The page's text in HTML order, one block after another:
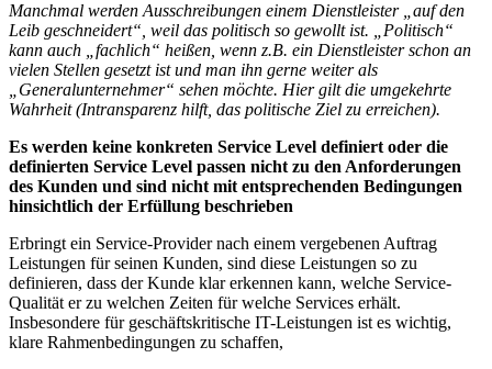
Manchmal werden Ausschreibungen einem Dienstleister „auf den
Leib geschneidert“, weil das politisch so gewollt ist. „Politisch“
kann auch „fachlich“ heißen, wenn z.B. ein Dienstleister schon an
vielen Stellen gesetzt ist und man ihn gerne weiter als
„Generalunternehmer“ sehen möchte. Hier gilt die umgekehrte
Wahrheit (Intransparenz hilft, das politische Ziel zu erreichen).
Es werden keine konkreten Service Level definiert oder die
definierten Service Level passen nicht zu den Anforderungen
des Kunden und sind nicht mit entsprechenden Bedingungen
hinsichtlich der Erfüllung beschrieben
Erbringt ein Service-Provider nach einem vergebenen Auftrag
Leistungen für seinen Kunden, sind diese Leistungen so zu
definieren, dass der Kunde klar erkennen kann, welche Service-
Qualität er zu welchen Zeiten für welche Services erhält.
Insbesondere für geschäftskritische IT-Leistungen ist es wichtig,
klare Rahmenbedingungen zu schaffen,